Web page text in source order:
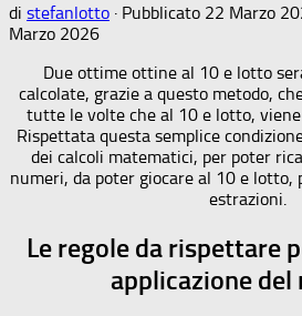
di stefanlotto · Pubblicato 22 Marzo
Marzo 2026
Due ottime ottine al 10 e lotto
calcolate, grazie a questo metodo,
tutte le volte che al 10 e lotto,
Rispettata questa semplice
dei calcoli matematici, per poter
numeri, da poter giocare al 10 e lotto,
estrazioni.
Le regole da rispettare
applicazione del